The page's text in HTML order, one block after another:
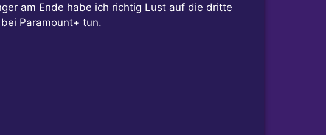
am Ende habe ich richtig Lust auf die dritte
Paramount+ tun.